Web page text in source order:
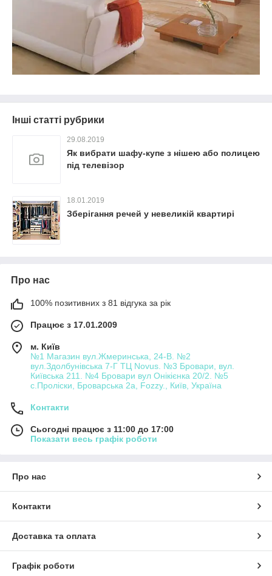
Інші статті рубрики
29.08.2019
Як вибрати шафу-купе з нішею або полицею
під телевізор
18.01.2019
Зберігання речей у невеликій квартирі
Про нас
100% позитивних з 81 відгука за рік
Працює з 17.01.2009
м. Київ
№1 Магазин вул.Жмеринська, 24-В. №2
вул.Здолбунівська 7-Г ТЦ Novus. №3 Бровари, вул.
Київська 211. №4 Бровари вул Онікієнка 20/2. №5
с.Проліски, Броварська 2а, Fozzy., Київ, Україна
Контакти
Сьогодні працює з 11:00 до 17:00
Показати весь графік роботи
Про нас
Контакти
Доставка та оплата
Графік роботи